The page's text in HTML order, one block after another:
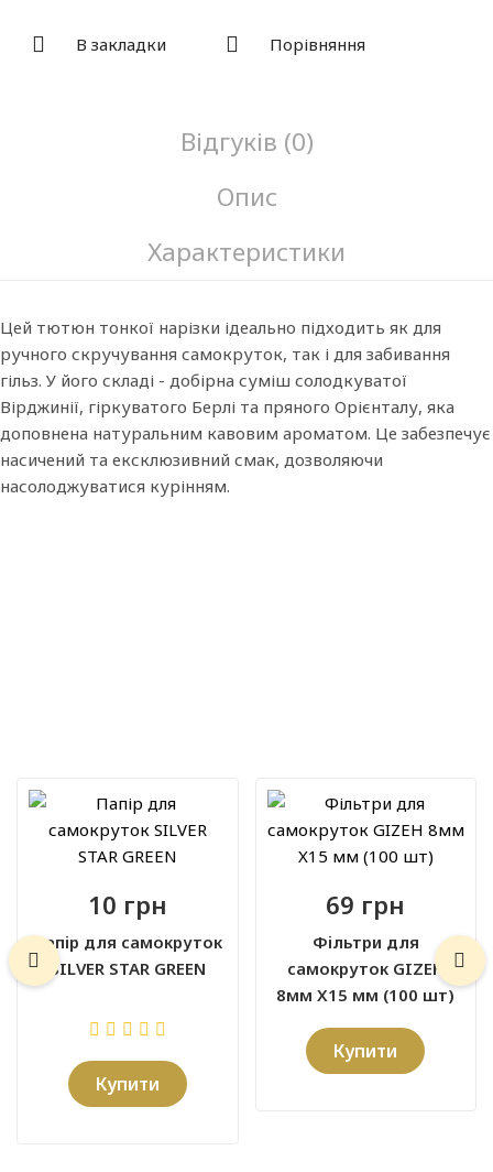
В закладки Порівняння
Відгуків (0)
Опис
Характеристики
Цей тютюн тонкої нарізки ідеально підходить як для
ручного скручування самокруток, так і для забивання
гільз. У його складі - добірна суміш солодкуватої
Вірджинії, гіркуватого Берлі та пряного Орієнталу, яка
доповнена натуральним кавовим ароматом. Це забезпечує
насичений та ексклюзивний смак, дозволяючи
насолоджуватися курінням.
10 грн
Папір для самокруток
SILVER STAR GREEN
Купити
69 грн
Фільтри для
самокруток GIZEH
8мм X15 мм (100 шт)
Купити